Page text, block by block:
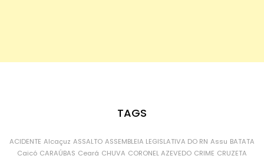
TAGS
ACIDENTE Alcaçuz ASSALTO ASSEMBLEIA LEGISLATIVA DO RN Assu BATATA
Caicó CARAÚBAS Ceará CHUVA CORONEL AZEVEDO CRIME CRUZETA